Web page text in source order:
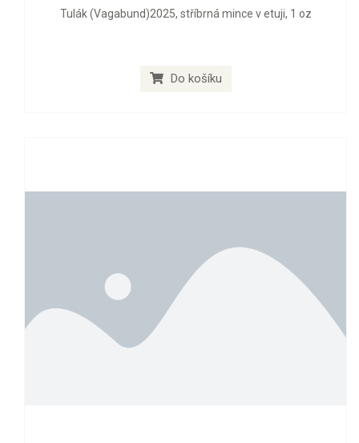
Tulák (Vagabund)2025, stříbrná mince v etuji, 1 oz
Do košíku